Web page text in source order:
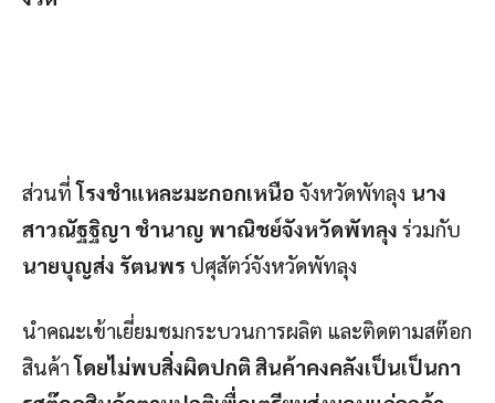
ส่วนที่โรงชำแหละมะกอกเหนือ จังหวัดพัทลุง นาง
สาวณัฐฐิญา ชำนาญ พาณิชย์จังหวัดพัทลุง ร่วมกับ
นายบุญส่ง รัตนพร ปศุสัตว์จังหวัดพัทลุง
นำคณะเข้าเยี่ยมชมกระบวนการผลิต และติดตามสต๊อก
สินค้าโดยไม่พบสิ่งผิดปกติ สินค้าคงคลังเป็นเป็นกา